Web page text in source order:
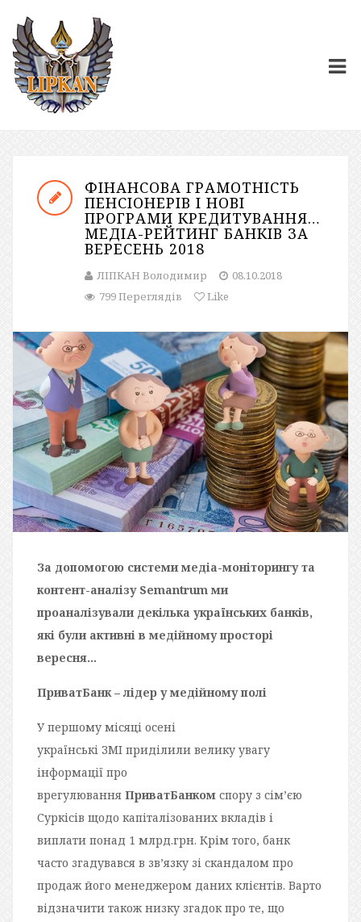
ФІНАНСОВА ГРАМОТНІСТЬ
ПЕНСІОНЕРІВ І НОВІ
ПРОГРАМИ КРЕДИТУВАННЯ…
МЕДІА-РЕЙТИНГ БАНКІВ ЗА
ВЕРЕСЕНЬ 2018
ЛІПКАН Володимир
08.10.2018
799 Переглядів
Like
За допомогою системи медіа-моніторингу та
контент-аналізу Semantrum ми
проаналізували декілька українських банків,
які були активні в медійному просторі
вересня…
ПриватБанк – лідер у медійному полі
У першому місяці осені
українські ЗМІ приділили велику увагу
інформації про
врегулювання ПриватБанком спору з сім’єю
Суркісів щодо капіталізованих вкладів і
виплати понад 1 млрд.грн. Крім того, банк
часто згадувався в зв’язку зі скандалом про
продаж його менеджером даних клієнтів. Варто
відзначити також низку згадок про те, що